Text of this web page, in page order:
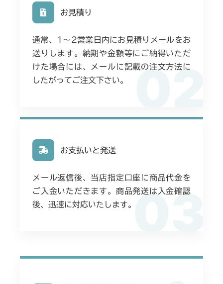
02
お見積り
通常、1〜2営業日内にお見積りメールをお
送りします。納期や金額等にご納得いただ
けた場合には、メールに記載の注文方法に
したがってご注文下さい。
03
お支払いと発送
メール返信後、当店指定口座に商品代金を
ご入金いただきます。商品発送は入金確認
後、迅速に対応いたします。